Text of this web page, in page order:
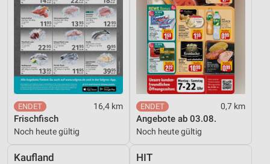
16,4 km
Frischfisch
Noch heute gültig
0,7 km
Angebote ab 03.08.
Noch heute gültig
Kaufland HIT